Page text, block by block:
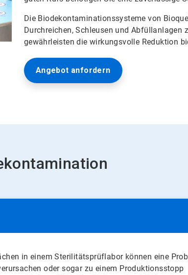
Die Biodekontaminationssysteme von
Durchreichen, Schleusen und Abfüllanlagen
gewährleisten die wirkungsvolle Reduktion
Angebot anfordern
in einem Sterilitätsprüflabor können eine
oder sogar zu einem Produktionsstopp